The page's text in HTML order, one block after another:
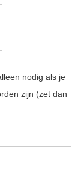
nodig als je
zijn (zet dan